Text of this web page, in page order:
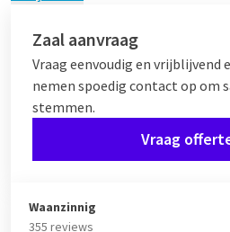
Bekijk ook onze andere
themazalen:
Jungle Disco, Chalet
Zaal aanvraag
Vraag eenvoudig en vrijblijvend
nemen spoedig contact op om
stemmen.
Vraag
Waanzinnig
355 reviews